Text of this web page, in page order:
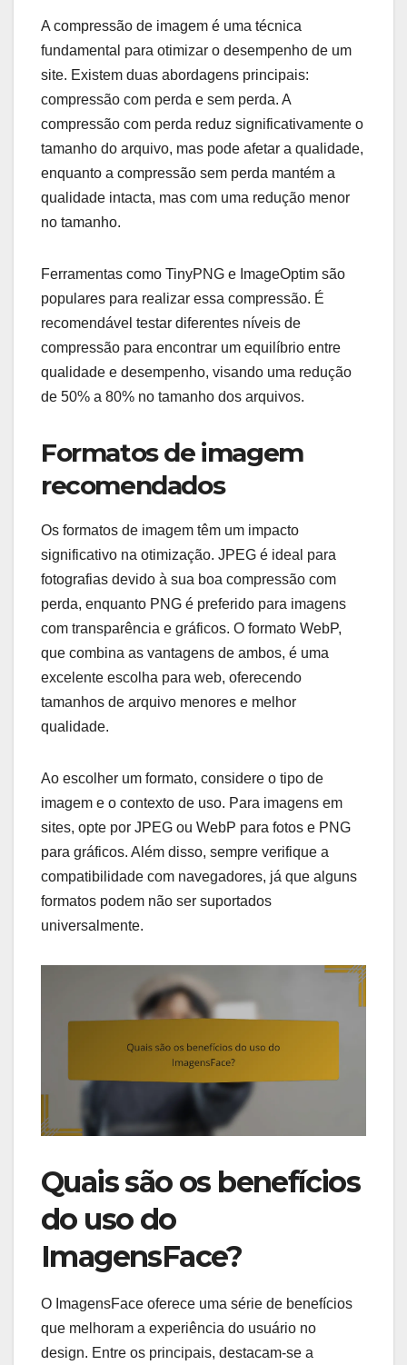
A compressão de imagem é uma técnica
fundamental para otimizar o desempenho de um
site. Existem duas abordagens principais:
compressão com perda e sem perda. A
compressão com perda reduz significativamente o
tamanho do arquivo, mas pode afetar a qualidade,
enquanto a compressão sem perda mantém a
qualidade intacta, mas com uma redução menor
no tamanho.
Ferramentas como TinyPNG e ImageOptim são
populares para realizar essa compressão. É
recomendável testar diferentes níveis de
compressão para encontrar um equilíbrio entre
qualidade e desempenho, visando uma redução
de 50% a 80% no tamanho dos arquivos.
Formatos de imagem
recomendados
Os formatos de imagem têm um impacto
significativo na otimização. JPEG é ideal para
fotografias devido à sua boa compressão com
perda, enquanto PNG é preferido para imagens
com transparência e gráficos. O formato WebP,
que combina as vantagens de ambos, é uma
excelente escolha para web, oferecendo
tamanhos de arquivo menores e melhor
qualidade.
Ao escolher um formato, considere o tipo de
imagem e o contexto de uso. Para imagens em
sites, opte por JPEG ou WebP para fotos e PNG
para gráficos. Além disso, sempre verifique a
compatibilidade com navegadores, já que alguns
formatos podem não ser suportados
universalmente.
Quais são os benefícios
do uso do
ImagensFace?
O ImagensFace oferece uma série de benefícios
que melhoram a experiência do usuário no
design. Entre os principais, destacam-se a